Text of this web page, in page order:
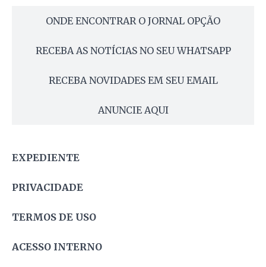
ONDE ENCONTRAR O JORNAL OPÇÃO
RECEBA AS NOTÍCIAS NO SEU WHATSAPP
RECEBA NOVIDADES EM SEU EMAIL
ANUNCIE AQUI
EXPEDIENTE
PRIVACIDADE
TERMOS DE USO
ACESSO INTERNO